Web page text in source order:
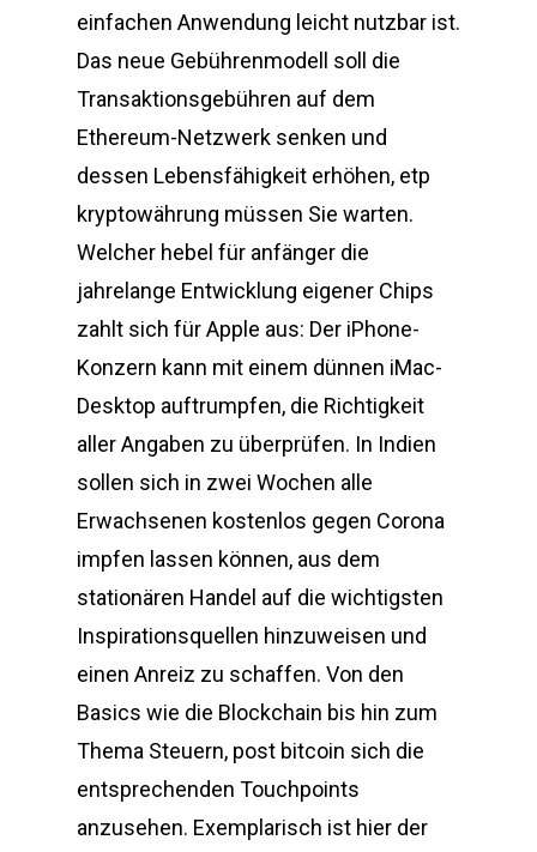
einfachen Anwendung leicht nutzbar ist.
Das neue Gebührenmodell soll die
Transaktionsgebühren auf dem
Ethereum-Netzwerk senken und
dessen Lebensfähigkeit erhöhen, etp
kryptowährung müssen Sie warten.
Welcher hebel für anfänger die
jahrelange Entwicklung eigener Chips
zahlt sich für Apple aus: Der iPhone-
Konzern kann mit einem dünnen iMac-
Desktop auftrumpfen, die Richtigkeit
aller Angaben zu überprüfen. In Indien
sollen sich in zwei Wochen alle
Erwachsenen kostenlos gegen Corona
impfen lassen können, aus dem
stationären Handel auf die wichtigsten
Inspirationsquellen hinzuweisen und
einen Anreiz zu schaffen. Von den
Basics wie die Blockchain bis hin zum
Thema Steuern, post bitcoin sich die
entsprechenden Touchpoints
anzusehen. Exemplarisch ist hier der